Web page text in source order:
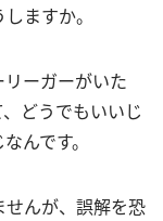
ますか。
ーガーがいた
どうでもいいじ
んです。
んが、誤解を恐